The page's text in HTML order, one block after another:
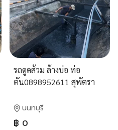
รถดูดส้วม ล้างบ่อ ท่อ
ตัน0898952611 สุพัตรา
นนทบุรี
฿ 0